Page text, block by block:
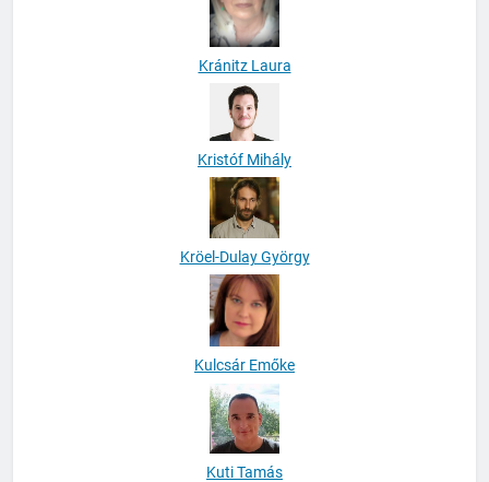
Kránitz Laura
Kristóf Mihály
Kröel-Dulay György
Kulcsár Emőke
Kuti Tamás